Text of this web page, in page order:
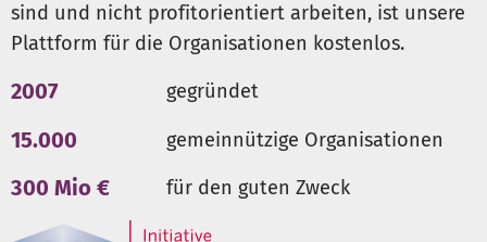
sind und nicht profitorientiert arbeiten, ist unsere
Plattform für die Organisationen kostenlos.
2007 gegründet
15.000 gemeinnützige Organisationen
300 Mio € für den guten Zweck